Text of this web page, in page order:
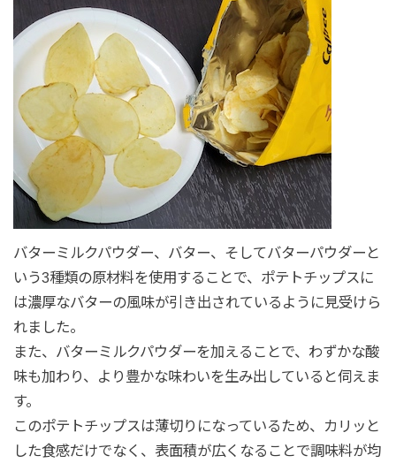
バターミルクパウダー、バター、そしてバターパウダーと
いう3種類の原材料を使用することで、ポテトチップスに
は濃厚なバターの風味が引き出されているように見受けら
れました。
また、バターミルクパウダーを加えることで、わずかな酸
味も加わり、より豊かな味わいを生み出していると伺えま
す。
このポテトチップスは薄切りになっているため、カリッと
した食感だけでなく、表面積が広くなることで調味料が均